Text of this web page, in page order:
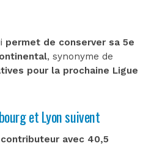
permet de conserver sa 5e
, synonyme de
pour la prochaine Ligue
et Lyon suivent
avec 40,5